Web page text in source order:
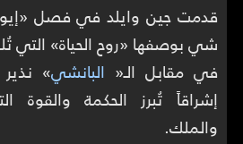
قدمت جين وايلد في فصل
شي بوصفها «روح الحياة» التي
في مقابل الـ« البانشي» نذير
إشراقاً تُبرز الحكمة والقوة
والملك.